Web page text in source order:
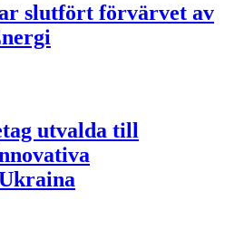
slutfört förvärvet av
utvalda till